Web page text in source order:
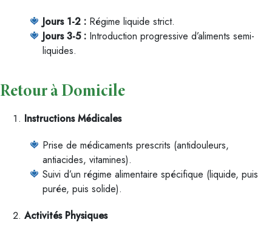
Jours 1-2 : Régime liquide strict.
Jours 3-5 : Introduction progressive d’aliments semi-
liquides.
Retour à Domicile
Instructions Médicales
Prise de médicaments prescrits (antidouleurs,
antiacides, vitamines).
Suivi d’un régime alimentaire spécifique (liquide, puis
purée, puis solide).
Activités Physiques